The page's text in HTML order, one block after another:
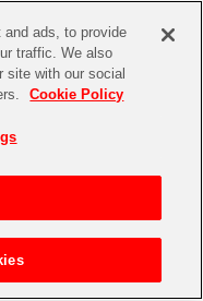
EVENT
学園アイドルマスター
ads, to provide
traffic. We also
site with our social
Cookie Policy